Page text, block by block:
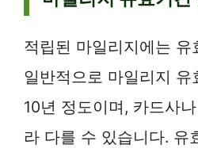
적립된 마일리지에는 유
일반적으로 마일리지 유
10년 정도이며, 카드사
라 다를 수 있습니다. 유